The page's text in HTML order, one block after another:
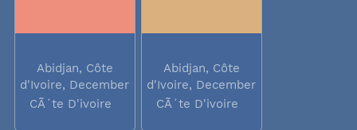
Abidjan, Côte
d'Ivoire, December
2017
CÃ´te D'ivoire
Abidjan, Côte
d'Ivoire, December
2017
CÃ´te D'ivoire